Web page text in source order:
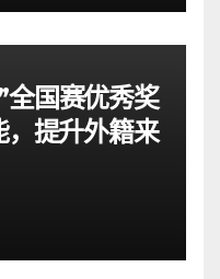
全国赛优秀奖
提升外籍来